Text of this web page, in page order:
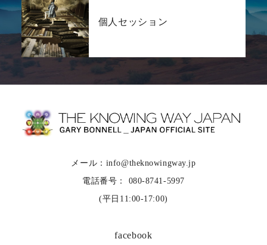
個人セッション
メール：info@theknowingway.jp
電話番号： 080-8741-5997
(平日11:00-17:00)
facebook